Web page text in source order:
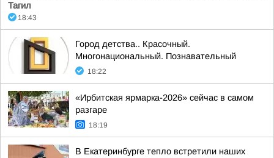
Тагил
18:43
Город детства.. Красочный.
Многонациональный. Познавательный
18:22
«Ирбитская ярмарка-2026» сейчас в самом
разгаре
18:19
В Екатеринбурге тепло встретили наших